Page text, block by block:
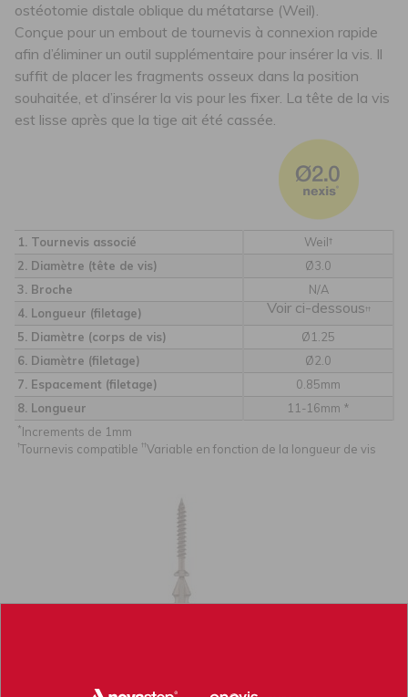
ostéotomie distale oblique du métatarse (Weil).
Conçue pour un embout de tournevis à connexion rapide
afin d’éliminer un outil supplémentaire pour insérer la vis. Il
suffit de placer les fragments osseux dans la position
souhaitée, et d’insérer la vis pour les fixer. La tête de la vis
est lisse après que la tige ait été cassée.
1. Tournevis associé
Weil†
2. Diamètre (tête de vis)
Ø3.0
3. Broche
N/A
4. Longueur (filetage)
Voir ci-dessous††
5. Diamètre (corps de vis)
Ø1.25
6. Diamètre (filetage)
Ø2.0
7. Espacement (filetage)
0.85mm
8. Longueur
11-16mm *
*Increments de 1mm
†Tournevis compatible ††Variable en fonction de la longueur de vis